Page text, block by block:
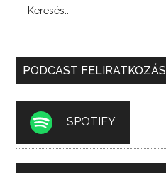
PODCAST FELIRATKOZÁS
SPOTIFY